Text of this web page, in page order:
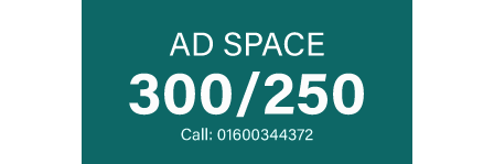
তনু হত্যার আসামি সাবেক সেনাসদস্য
হাফিজুরকে আত্মসমর্পণের নির্দেশ